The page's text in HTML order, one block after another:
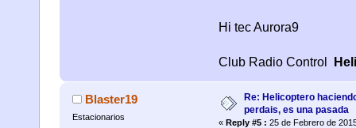
Hi tec Aurora9
Club Radio Control Heli
Blaster19
Estacionarios
Re: Helicoptero
perdais, es una pasada
« Reply #5 : 25 de Febrero de